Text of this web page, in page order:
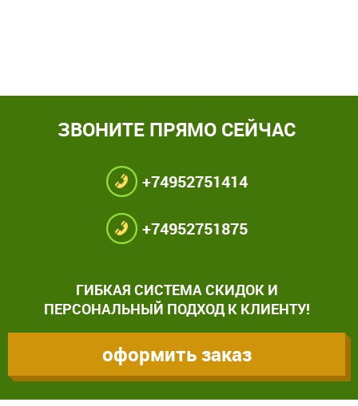
ЗВОНИТЕ ПРЯМО СЕЙЧАС
+74952751414
+74952751875
ГИБКАЯ СИСТЕМА СКИДОК И
ПЕРСОНАЛЬНЫЙ ПОДХОД К КЛИЕНТУ!
оформить заказ